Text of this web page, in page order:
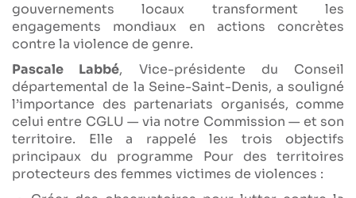
gouvernements locaux transforment les
engagements mondiaux en actions concrètes
contre la violence de genre.
Pascale Labbé, Vice-présidente du Conseil
départemental de la Seine-Saint-Denis, a souligné
l’importance des partenariats organisés, comme
celui entre CGLU — via notre Commission — et son
territoire. Elle a rappelé les trois objectifs
principaux du programme Pour des territoires
protecteurs des femmes victimes de violences :